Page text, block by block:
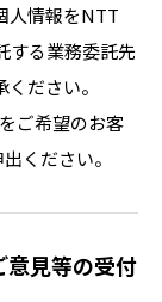
人情報をNTT
する業務委託先
ださい。
ご希望のお客
ください。
意見等の受付